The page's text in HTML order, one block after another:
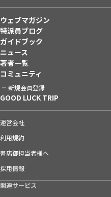
ウェブマガジン
特派員ブログ
ガイドブック
ニュース
著者一覧
コミュニティ
新規会員登録
GOOD LUCK TRIP
運営会社
利用規約
書店御担当者様へ
採用情報
関連サービス